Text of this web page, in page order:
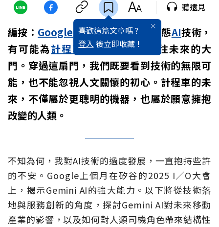
喜歡這篇文章嗎 ?
登入 後立即收藏 !
聽遠見
編按： Google Gemini代表的多模態AI技術，
有可能為計程車產業開啟一扇通往未來的大
門。穿過這扇門，我們既要看到技術的無限可
能，也不能忽視人文關懷的初心。計程車的未
來，不僅屬於更聰明的機器，也屬於願意擁抱
改變的人類。
不知為何，我對AI技術的過度發展，一直抱持些許
的不安。Google上個月在矽谷的2025 I∕O大會
上，揭示Gemini AI的強大能力。以下將從技術落
地與服務創新的角度，探討Gemini AI對未來移動
產業的影響，以及如何對人類司機角色帶來結構性